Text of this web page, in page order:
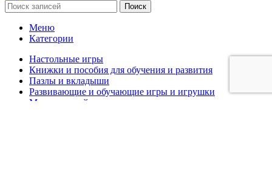
Поиск
Меню
Категории
Настольные игры
Книжки и пособия для обучения и развития
Пазлы и вкладыши
Развивающие и обучающие игры и игрушки
Музыкальный инструмент